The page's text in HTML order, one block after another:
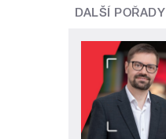
DALŠÍ POŘADY